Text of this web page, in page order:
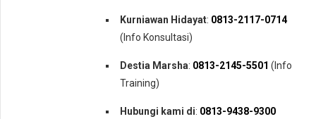
Kurniawan Hidayat: 0813-2117-0714
(Info Konsultasi)
Destia Marsha: 0813-2145-5501 (Info
Training)
Hubungi kami di: 0813-9438-9300